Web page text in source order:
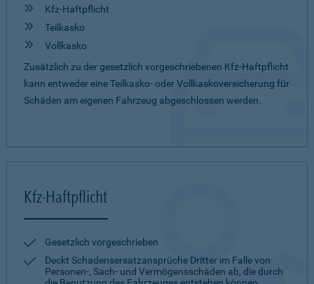
Kfz-Haftpflicht
Teilkasko
Vollkasko
Zusätzlich zu der gesetzlich vorgeschriebenen Kfz-Haftpflicht
kann entweder eine Teilkasko- oder Vollkaskoversicherung für
Schäden am eigenen Fahrzeug abgeschlossen werden.
Kfz-Haftpflicht
Gesetzlich vorgeschrieben
Deckt Schadensersatzansprüche Dritter im Falle von
Personen-, Sach- und Vermögensschäden ab, die durch